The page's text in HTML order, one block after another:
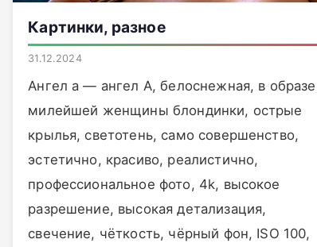
Картинки, разное
31.12.2024
Ангел а — ангел А, белоснежная, в образе
милейшей женщины блондинки, острые
крылья, светотень, само совершенство,
эстетично, красиво, реалистично,
профессиональное фото, 4k, высокое
разрешение, высокая детализация,
свечение, чёткость, чёрный фон, ISO 100,